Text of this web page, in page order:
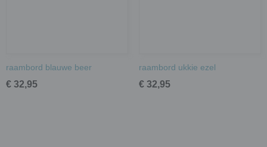
raambord blauwe beer
€ 32,95
raambord ukkie ezel
€ 32,95